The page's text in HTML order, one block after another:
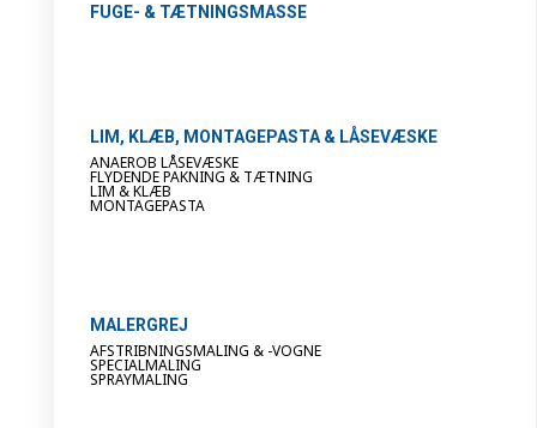
FUGE- & TÆTNINGSMASSE
LIM, KLÆB, MONTAGEPASTA & LÅSEVÆSKE
ANAEROB LÅSEVÆSKE
FLYDENDE PAKNING & TÆTNING
LIM & KLÆB
MONTAGEPASTA
MALERGREJ
AFSTRIBNINGSMALING & -VOGNE
SPECIALMALING
SPRAYMALING